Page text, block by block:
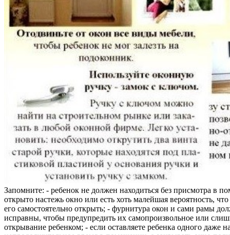
Запомните: - ребенок не должен находиться без присмотра в
открыто настежь окно или есть хоть малейшая вероятность,
его самостоятельно открыть; - фурнитура окон и сами рамы
исправны, чтобы предупредить их самопроизвольное или
открывание ребенком; - если оставляете ребенка одного даже